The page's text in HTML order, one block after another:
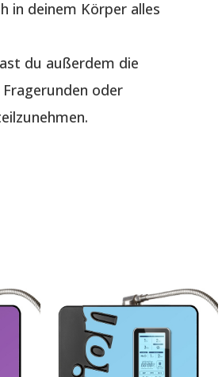
in deinem Körper alles
du außerdem die
oder